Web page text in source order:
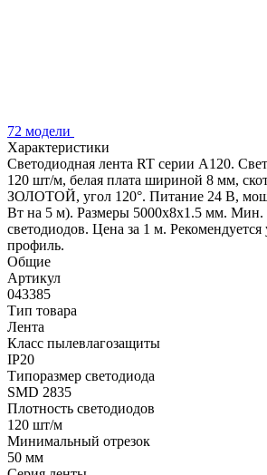
72 модели
Характеристики
Светодиодная лента RT серии A120.
120 шт/м, белая плата шириной 8 мм,
ЗОЛОТОЙ, угол 120°. Питание 24 В,
Вт на 5 м). Размеры 5000x8x1.5 мм. Мин.
светодиодов. Цена за 1 м. Рекомендуется
профиль.
Общие
Артикул
043385
Тип товара
Лента
Класс пылевлагозащиты
IP20
Типоразмер светодиода
SMD 2835
Плотность светодиодов
120 шт/м
Минимальный отрезок
50 мм